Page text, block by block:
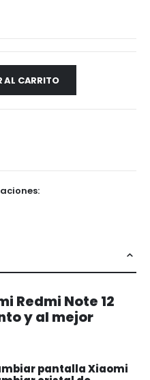
AL CARRITO
Redmi Note 12
y al mejor
pantalla Xiaomi